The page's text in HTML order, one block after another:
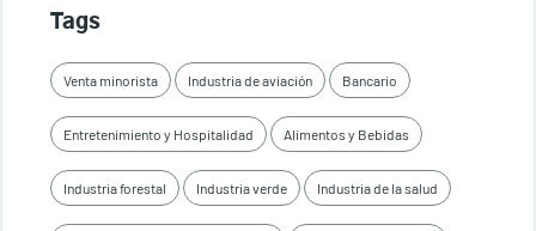
Tags
Venta minorista Industria de aviación Bancario
Entretenimiento y Hospitalidad Alimentos y Bebidas
Industria forestal Industria verde Industria de la salud